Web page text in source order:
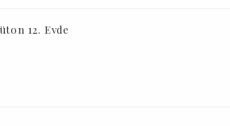
12. Evde